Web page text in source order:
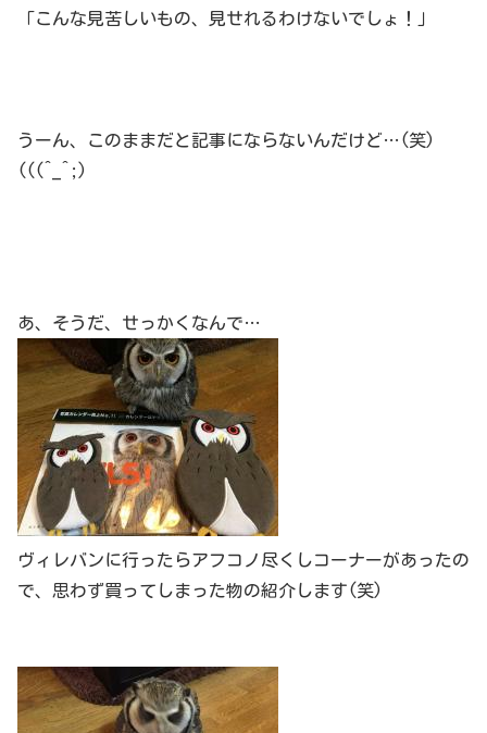
「こんな見苦しいもの、見せれるわけないでしょ！」
うーん、このままだと記事にならないんだけど…(笑)
(((^_^;)
あ、そうだ、せっかくなんで…
ヴィレバンに行ったらアフコノ尽くしコーナーがあったの
で、思わず買ってしまった物の紹介します(笑)